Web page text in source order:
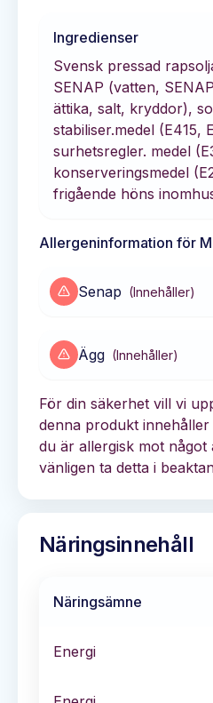
Ingredienser
Svensk pressad
SENAP (vatten,
ättika, salt, kryddor),
stabiliser.medel (E415,
surhetsregler. medel
konserveringsmedel
frigående höns
Allergeninformation för
Senap (Innehåller)
Ägg (Innehåller)
För din säkerhet vill vi
denna produkt
du är allergisk mot något
vänligen ta detta i
Näringsinnehåll
Näringsämne
Energi